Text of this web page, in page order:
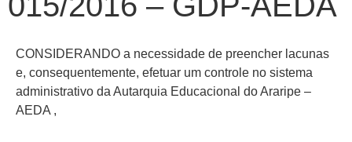
CONSIDERANDO a necessidade de preencher lacunas
e, consequentemente, efetuar um controle no sistema
administrativo da Autarquia Educacional do Araripe –
AEDA ,